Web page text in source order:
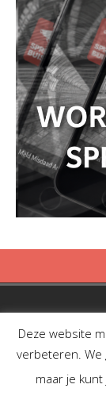
Deze website
verbeteren. We
maar je